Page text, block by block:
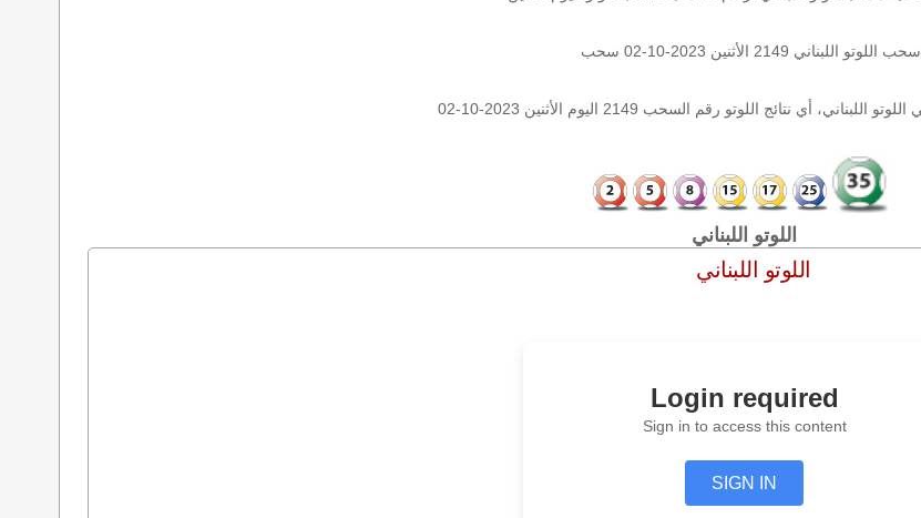
اللوتو اللبناني
اللوتو اللبناني
Login required
Sign in to access this content
SIGN IN